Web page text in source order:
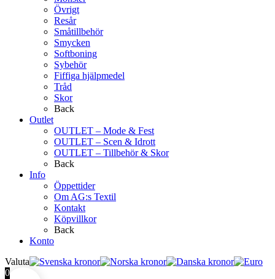
Övrigt
Resår
Småtillbehör
Smycken
Softboning
Sybehör
Fiffiga hjälpmedel
Tråd
Skor
Back
Outlet
OUTLET – Mode & Fest
OUTLET – Scen & Idrott
OUTLET – Tillbehör & Skor
Back
Info
Öppettider
Om AG:s Textil
Kontakt
Köpvillkor
Back
Konto
Valuta
0